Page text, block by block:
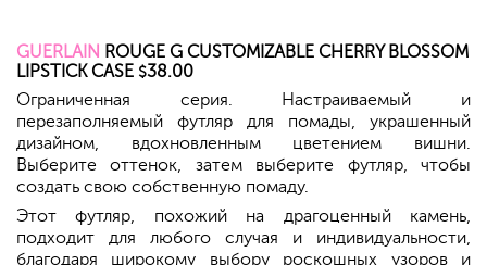
GUERLAIN ROUGE G CUSTOMIZABLE CHERRY BLOSSOM
LIPSTICK CASE $38.00
Ограниченная серия. Настраиваемый и
перезаполняемый футляр для помады, украшенный
дизайном, вдохновленным цветением вишни.
Выберите оттенок, затем выберите футляр, чтобы
создать свою собственную помаду.
Этот футляр, похожий на драгоценный камень,
подходит для любого случая и индивидуальности,
благодаря широкому выбору роскошных узоров и